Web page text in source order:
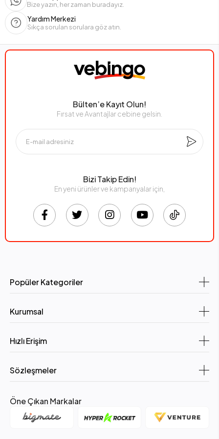
Bize yazın, her zaman buradayız.
Yardım Merkezi
Sıkça sorulan sorulara göz atın.
Bülten’e Kayıt Olun!
Fırsat ve Avantajlar cebine gelsin.
Bizi Takip Edin!
En yeni ürünler ve kampanyalar için,
Popüler Kategoriler
Kurumsal
Hızlı Erişim
Sözleşmeler
Öne Çıkan Markalar